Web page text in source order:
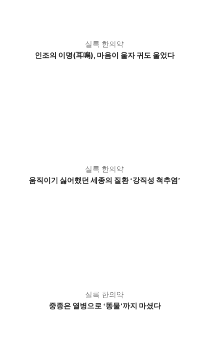
실록 한의약
인조의 이명(耳鳴), 마음이 울자 귀도 울었다
실록 한의약
움직이기 싫어했던 세종의 질환 ‘강직성 척추염’
실록 한의약
중종은 열병으로 ‘똥물’까지 마셨다